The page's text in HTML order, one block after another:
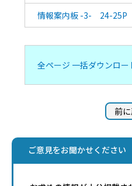
情報案内板 -3- 24-25P
全ページ 一括ダウンロー
前
ご意見をお聞かせください